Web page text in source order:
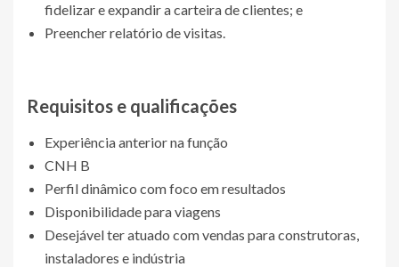
fidelizar e expandir a carteira de clientes; e
Preencher relatório de visitas.
Requisitos e qualificações
Experiência anterior na função
CNH B
Perfil dinâmico com foco em resultados
Disponibilidade para viagens
Desejável ter atuado com vendas para construtoras,
instaladores e indústria